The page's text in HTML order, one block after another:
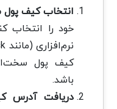
انتخاب کیف
خود را انتخاب
باشد.
دریافت آدرس